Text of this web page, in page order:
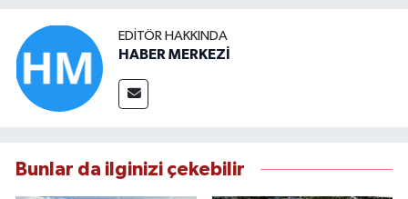
EDITÖR HAKKINDA
HABER MERKEZİ
Bunlar da ilginizi çekebilir